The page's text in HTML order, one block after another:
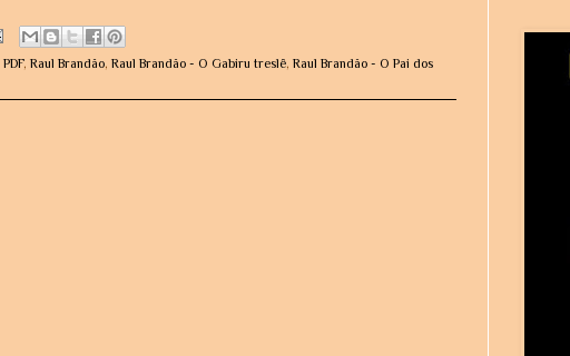
PDF, Raul Brandão, Raul Brandão - O Gabiru treslê, Raul Brandão - O Pai dos